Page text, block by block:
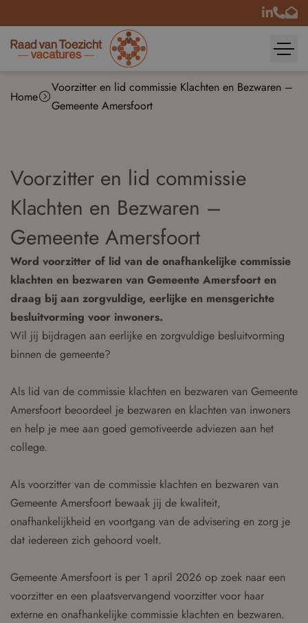
Home
Voorzitter en lid commissie Klachten en Bezwaren –
Gemeente Amersfoort
Voorzitter en lid commissie
Klachten en Bezwaren –
Gemeente Amersfoort
Word voorzitter of lid van de onafhankelijke commissie
klachten en bezwaren van Gemeente Amersfoort en
draag bij aan zorgvuldige, eerlijke en mensgerichte
besluitvorming voor inwoners.
Wil jij bijdragen aan eerlijke en zorgvuldige besluitvorming
binnen de gemeente?
Als lid van de commissie klachten en bezwaren van Gemeente
Amersfoort beoordeel je bezwaren en klachten van inwoners
en help je mee aan goed gemotiveerde adviezen aan het
college.
Als voorzitter van de commissie klachten en bezwaren van
Gemeente Amersfoort bewaak jij de kwaliteit,
onafhankelijkheid en voortgang van de advisering en zorg je
dat iedereen zich gehoord voelt.
Gemeente Amersfoort is per 1 april 2026 op zoek naar een
voorzitter en een plaatsvervangend voorzitter voor haar
externe en onafhankelijke commissie klachten en bezwaren.